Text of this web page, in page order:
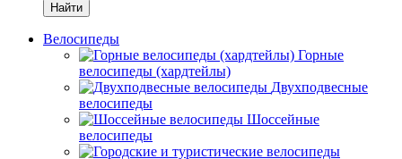
Найти
Велосипеды
Горные
велосипеды (хардтейлы)
Двухподвесные
велосипеды
Шоссейные
велосипеды